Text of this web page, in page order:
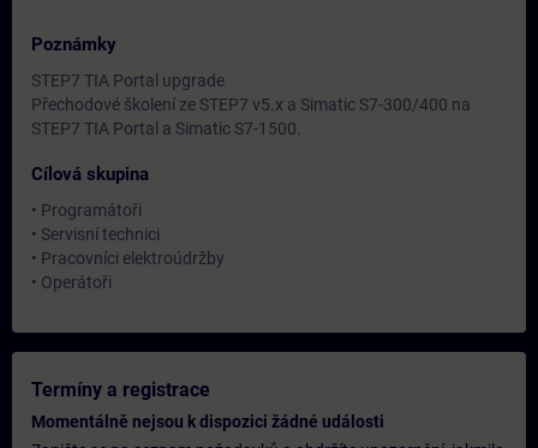
Poznámky
STEP7 TIA Portal upgrade
Přechodové školení ze STEP7 v5.x a Simatic S7-300/400 na
STEP7 TIA Portal a Simatic S7-1500.
Cílová skupina
• Programátoři
• Servisní technici
• Pracovníci elektroúdržby
• Operátoři
Termíny a registrace
Momentálně nejsou k dispozici žádné události